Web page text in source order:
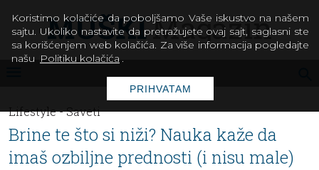
Lifestyle -Saveti
Brine te što si niži? Nauka kaže da
imaš ozbiljne prednosti (i nisu male)
Koristimo kolačiće da poboljšamo Vaše iskustvo na našem
sajtu. Ukoliko nastavite da pretražujete ovaj sajt, saglasni ste
sa korišćenjem web kolačića. Za više informacija pogledajte
našu Politiku kolačića .
PRIHVATAM